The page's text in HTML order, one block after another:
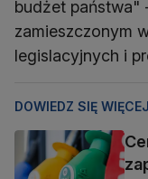
budżet państwa"
zamieszczonym
legislacyjnych i
DOWIEDZ SIĘ